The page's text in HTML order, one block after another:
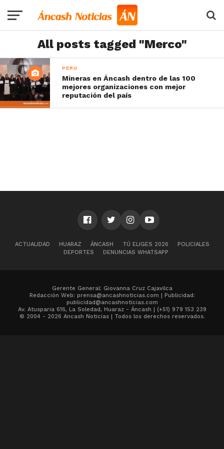
All posts tagged "Merco"
PERÚ
Mineras en Áncash dentro de las 100
mejores organizaciones con mejor
reputación del país
ACTUALIDAD HUARAZ ÁNCASH TÚ ELIGES 2026
POLICIALES
DEPORTES
DENUNCIAS WHATSAPP
Gerente General: Giovanna Cruz Cajavilca
Redacción Web: prensa@ancashnoticias.com | Publicidad:
publicidad@ancashnoticias.com
Av. Atusparia 616, La Soledad, Huaraz - Áncash | (+51) 979 153 239
© 2004 - 2026 Ancash Noticias | Todos los derechos reservados.